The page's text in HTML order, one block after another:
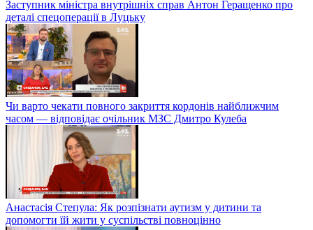
Заступник міністра внутрішніх справ Антон Геращенко про
деталі спецоперації в Луцьку
Чи варто чекати повного закриття кордонів найближчим
часом — відповідає очільник МЗС Дмитро Кулеба
Анастасія Степула: Як розпізнати аутизм у дитини та
допомогти їй жити у суспільстві повноцінно